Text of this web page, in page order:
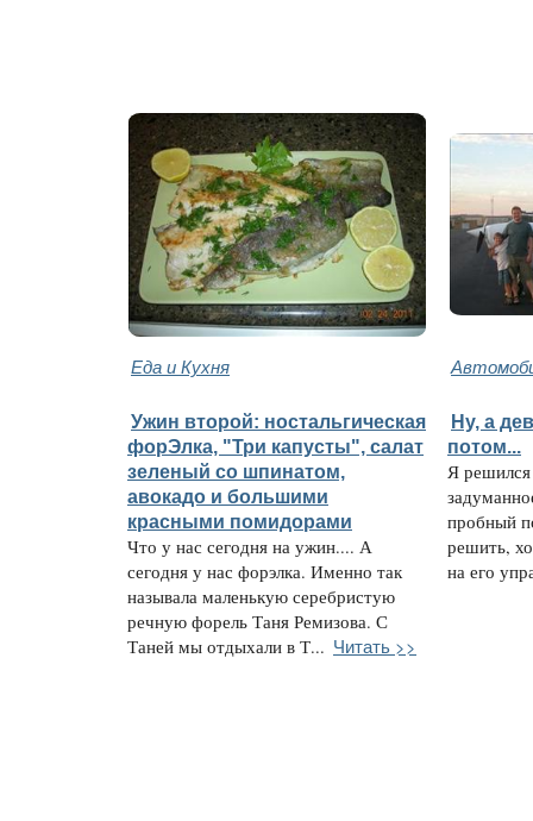
Еда и Кухня
Ужин второй: ностальгическая
форЭлка, "Три капусты", салат
зеленый со шпинатом,
авокадо и большими
красными помидорами
Что у нас сегодня на ужин.... А
сегодня у нас форэлка. Именно так
называла маленькую серебристую
речную форель Таня Ремизова. С
Таней мы отдыхали в Т... Читать >>
Ну, а
потом...
Я решился
пробный
решить,
на его